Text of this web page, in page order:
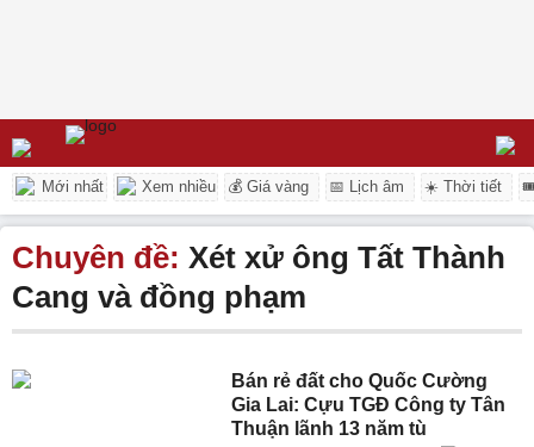
Mới nhất Xem nhiều 💰 Giá vàng 📅 Lịch âm ☀️ Thời tiết
Chuyên đề: Xét xử ông Tất Thành
Cang và đồng phạm
Bán rẻ đất cho Quốc Cường
Gia Lai: Cựu TGĐ Công ty Tân
Thuận lãnh 13 năm tù